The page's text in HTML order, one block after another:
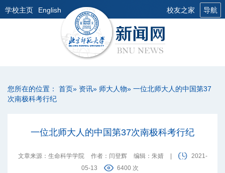
学校主页 English 校友之家 导航
您所在的位置： 首页» 资讯» 师大人物» 一位北师大人的中国第37
次南极科考行纪
一位北师大人的中国第37次南极科考行纪
文章来源：生命科学学院 作者：闫登辉 编辑：朱婧
2021-
05-13
6400 次